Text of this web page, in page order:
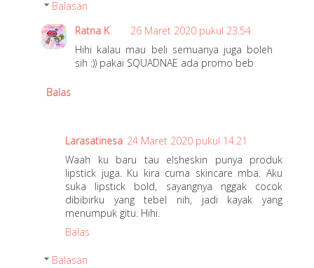
Balasan
Ratna K
26 Maret 2020 pukul 23.54
Hihi kalau mau beli semuanya juga boleh
sih :)) pakai SQUADNAE ada promo beb
Balas
Larasatinesa 24 Maret 2020 pukul 14.21
Waah ku baru tau elsheskin punya produk
lipstick juga. Ku kira cuma skincare mba. Aku
suka lipstick bold, sayangnya nggak cocok
dibibirku yang tebel nih, jadi kayak yang
menumpuk gitu. Hihi.
Balas
Balasan